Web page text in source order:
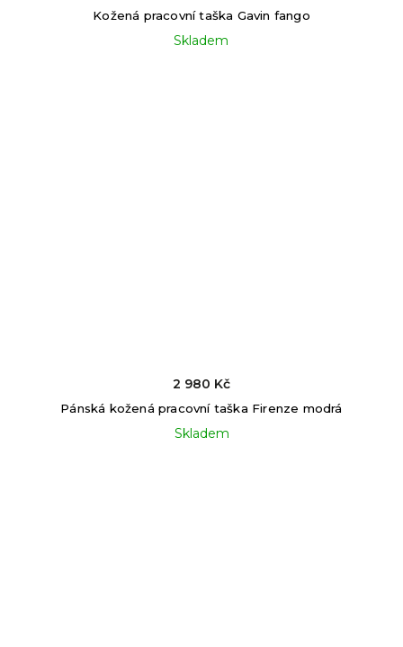
Kožená pracovní taška Gavin fango
Skladem
Pánská kožená pracovní taška Firenze modrá
Skladem
2 980 Kč